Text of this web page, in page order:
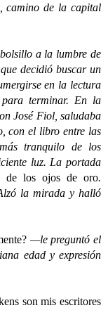
camino de la capital
a la lumbre de
decidió buscar un
en la lectura
terminar. En la
José Fiol, saludaba
con el libro entre las
tranquilo de los
luz. La portada
de los ojos de oro.
la mirada y halló
—le preguntó el
edad y expresión
son mis escritores